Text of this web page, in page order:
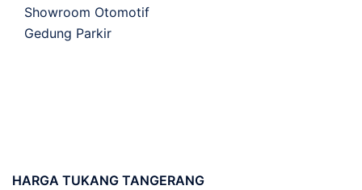
Showroom Otomotif
Gedung Parkir
HARGA TUKANG TANGERANG